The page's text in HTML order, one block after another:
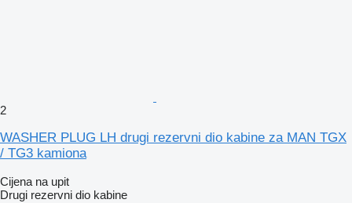
2
WASHER PLUG LH drugi rezervni dio kabine za MAN TGX
/ TG3 kamiona
Cijena na upit
Drugi rezervni dio kabine